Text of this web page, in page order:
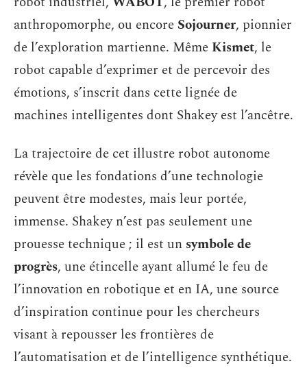
anthropomorphe, ou encore Sojourner, pionnier
de l’exploration martienne. Même Kismet, le
robot capable d’exprimer et de percevoir des
émotions, s’inscrit dans cette lignée de
machines intelligentes dont Shakey est l’ancêtre.
La trajectoire de cet illustre robot autonome
révèle que les fondations d’une technologie
peuvent être modestes, mais leur portée,
immense. Shakey n’est pas seulement une
prouesse technique ; il est un symbole de
progrès, une étincelle ayant allumé le feu de
l’innovation en robotique et en IA, une source
d’inspiration continue pour les chercheurs
visant à repousser les frontières de
l’automatisation et de l’intelligence synthétique.